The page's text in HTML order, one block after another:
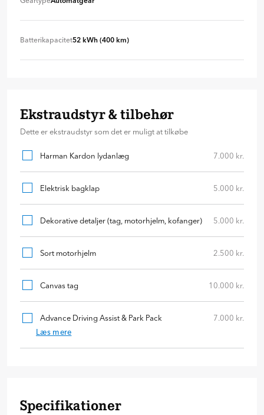
Batterikapacitet52 kWh (400 km)
Ekstraudstyr & tilbehør
Dette er ekstraudstyr som det er muligt at tilkøbe
Harman Kardon lydanlæg 7.000 kr.
Elektrisk bagklap 5.000 kr.
Dekorative detaljer (tag, motorhjelm, kofanger) 5.000 kr.
Sort motorhjelm 2.500 kr.
Canvas tag 10.000 kr.
Advance Driving Assist & Park Pack
Læs mere
7.000 kr.
Specifikationer